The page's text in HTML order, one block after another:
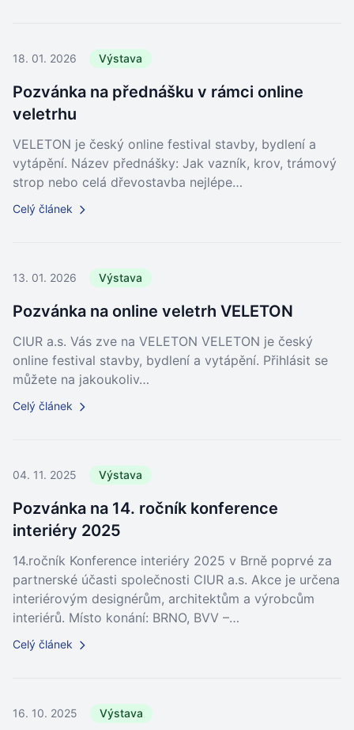
18. 01. 2026 Výstava
Pozvánka na přednášku v rámci online
veletrhu
VELETON je český online festival stavby, bydlení a
vytápění. Název přednášky: Jak vazník, krov, trámový
strop nebo celá dřevostavba nejlépe…
Celý článek
13. 01. 2026 Výstava
Pozvánka na online veletrh VELETON
CIUR a.s. Vás zve na VELETON VELETON je český
online festival stavby, bydlení a vytápění. Přihlásit se
můžete na jakoukoliv…
Celý článek
04. 11. 2025 Výstava
Pozvánka na 14. ročník konference
interiéry 2025
14.ročník Konference interiéry 2025 v Brně poprvé za
partnerské účasti společnosti CIUR a.s. Akce je určena
interiérovým designérům, architektům a výrobcům
interiérů. Místo konání: BRNO, BVV –…
Celý článek
16. 10. 2025 Výstava